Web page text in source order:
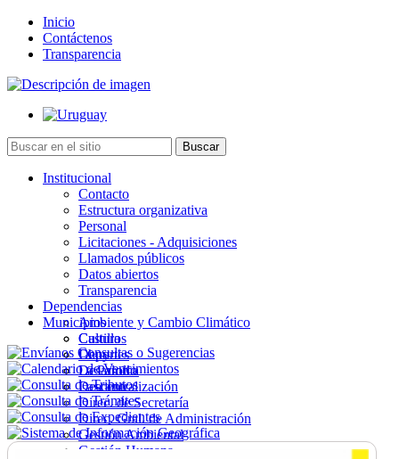
Inicio
Contáctenos
Transparencia
Institucional
Contacto
Estructura organizativa
Personal
Licitaciones - Adquisiciones
Llamados públicos
Datos abiertos
Transparencia
Dependencias
Ambiente y Cambio Climático
Cultura
Deportes
Desarrollo
Descentralización
Direc. de Secretaría
Direc. Gral. de Administración
Gestión Ambiental
Gestión Humana
Municipios
Castillos
Chuy
La Paloma
Lascano